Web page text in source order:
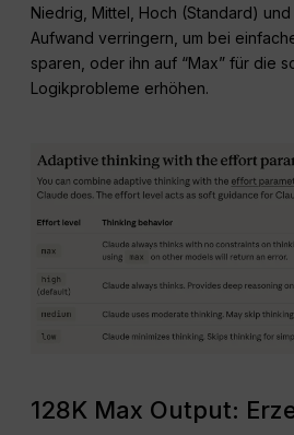
Niedrig, Mittel, Hoch (Standard)
Aufwand verringern, um bei
sparen, oder ihn auf “Max” für die
Logikprobleme erhöhen.
128K Max Output: